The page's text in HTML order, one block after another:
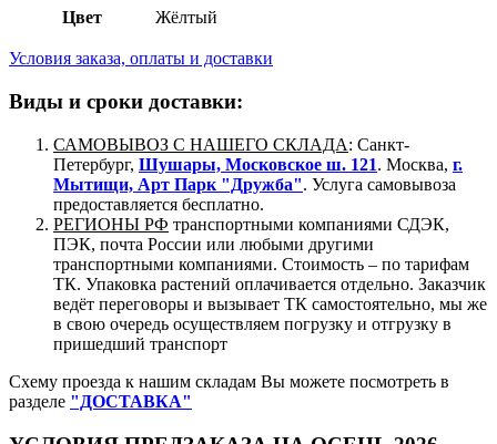
Цвет Жёлтый
Условия заказа, оплаты и доставки
Виды и сроки доставки:
САМОВЫВОЗ С НАШЕГО СКЛАДА: Санкт-
Петербург, Шушары, Московское ш. 121. Москва, г.
Мытищи, Арт Парк "Дружба". Услуга самовывоза
предоставляется бесплатно.
РЕГИОНЫ РФ транспортными компаниями СДЭК,
ПЭК, почта России или любыми другими
транспортными компаниями. Стоимость – по тарифам
ТК. Упаковка растений оплачивается отдельно. Заказчик
ведёт переговоры и вызывает ТК самостоятельно, мы же
в свою очередь осуществляем погрузку и отгрузку в
пришедший транспорт
Схему проезда к нашим складам Вы можете посмотреть в
разделе "ДОСТАВКА"